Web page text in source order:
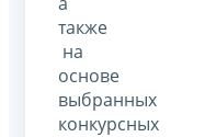
также
на
основе
выбранных
конкурсных